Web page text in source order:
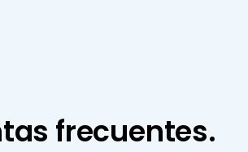
frecuentes.